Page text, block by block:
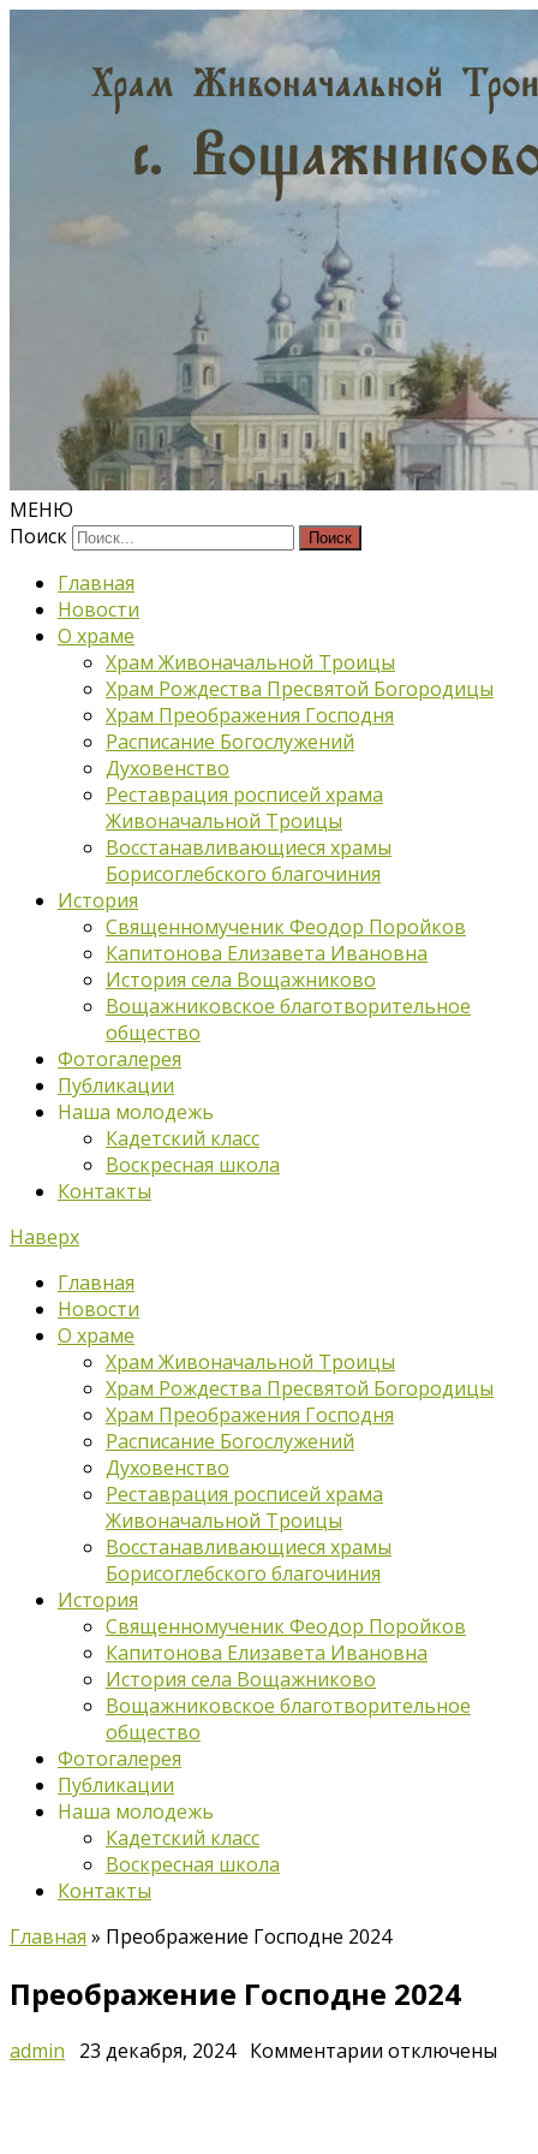
МЕНЮ
Поиск
Главная
Новости
О храме
Храм Живоначальной Троицы
Храм Рождества Пресвятой Богородицы
Храм Преображения Господня
Расписание Богослужений
Духовенство
Реставрация росписей храма
Живоначальной Троицы
Восстанавливающиеся храмы
Борисоглебского благочиния
История
Священномученик Феодор Поройков
Капитонова Елизавета Ивановна
История села Вощажниково
Вощажниковское благотворительное
общество
Фотогалерея
Публикации
Наша молодежь
Кадетский класс
Воскресная школа
Контакты
Наверх
Главная
Новости
О храме
Храм Живоначальной Троицы
Храм Рождества Пресвятой Богородицы
Храм Преображения Господня
Расписание Богослужений
Духовенство
Реставрация росписей храма
Живоначальной Троицы
Восстанавливающиеся храмы
Борисоглебского благочиния
История
Священномученик Феодор Поройков
Капитонова Елизавета Ивановна
История села Вощажниково
Вощажниковское благотворительное
общество
Фотогалерея
Публикации
Наша молодежь
Кадетский класс
Воскресная школа
Контакты
Главная » Преображение Господне 2024
Преображение Господне 2024
admin 23 декабря, 2024 Комментарии котключены